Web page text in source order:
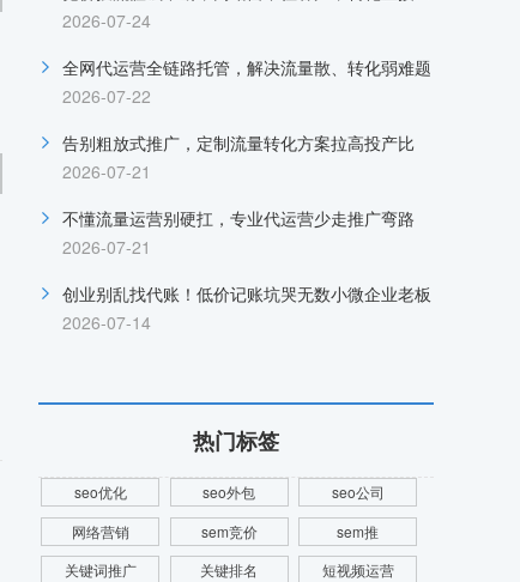
2026-07-24
全网代运营全链路托管，解决流量散、转化弱难题
2026-07-22
告别粗放式推广，定制流量转化方案拉高投产比
2026-07-21
不懂流量运营别硬扛，专业代运营少走推广弯路
2026-07-21
创业别乱找代账！低价记账坑哭无数小微企业老板
2026-07-14
热门标签
seo优化 seo外包
seo公司
网络营销
sem竞价
sem推
关键词推广
关键排名
短视频运营